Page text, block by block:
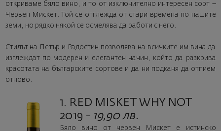
откриваме бяло вино, и то от изключително интересен сорт –
Червен Мискет. Той се отглежда от стари времена по нашите
земи, но рядко някой се осмелява да работи с него.
Стилът на Петър и Радостин позволява на всичките им вина да
изглеждат по модерен и елегантен начин, който да разкрива
красотата на българските сортове и да ни подканя да отпием
отново.
1. RED MISKET WHY NOT
2019 - 19,90 лв.
Бяло вино от червен Мискет е истинско